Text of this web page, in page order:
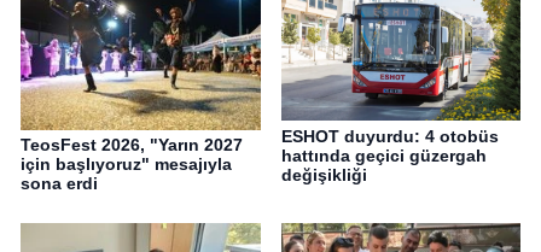
TeosFest 2026, "Yarın 2027
için başlıyoruz" mesajıyla
sona erdi
ESHOT duyurdu: 4 otobüs
hattında geçici güzergah
değişikliği